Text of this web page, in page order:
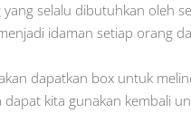
selalu dibutuhkan oleh
idaman setiap orang
dapatkan box untuk
kita gunakan kembali